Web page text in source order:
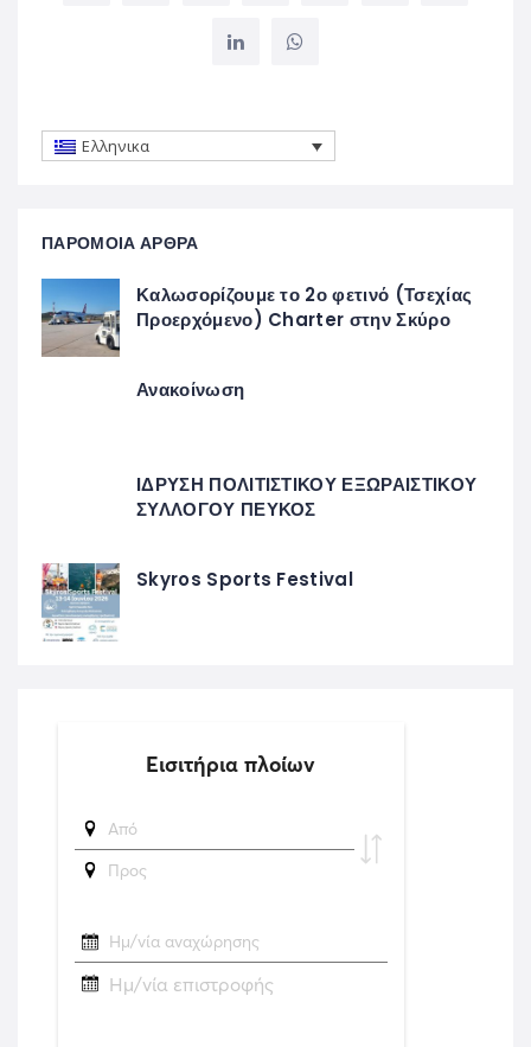
Ελληνικα
ΠΑΡΟΜΟΙΑ ΑΡΘΡΑ
Καλωσορίζουμε το 2ο φετινό (Τσεχίας
Προερχόμενο) Charter στην Σκύρο
Ανακοίνωση
ΙΔΡΥΣΗ ΠΟΛΙΤΙΣΤΙΚΟΥ ΕΞΩΡΑΙΣΤΙΚΟΥ
ΣΥΛΛΟΓΟΥ ΠΕΥΚΟΣ
Skyros Sports Festival